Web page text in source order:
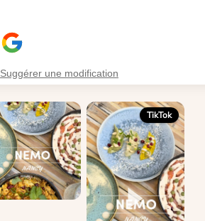
Suggérer une modification
TikTok